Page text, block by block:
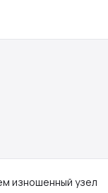
изношенный узел